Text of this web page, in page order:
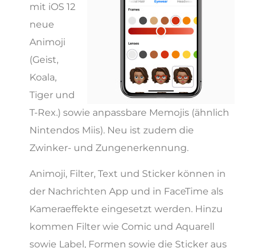
mit iOS 12
neue
Animoji
(Geist,
Koala,
Tiger und
T-Rex.) sowie anpassbare Memojis (ähnlich
Nintendos Miis). Neu ist zudem die
Zwinker- und Zungenerkennung.
Animoji, Filter, Text und Sticker können in
der Nachrichten App und in FaceTime als
Kameraeffekte eingesetzt werden. Hinzu
kommen Filter wie Comic und Aquarell
sowie Label, Formen sowie die Sticker aus